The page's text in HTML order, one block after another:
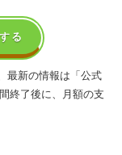
る
最新の情報は「公式
終了後に、月額の支